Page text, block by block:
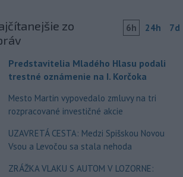
zo
6h 24h 7d
Predstavitelia Mladého Hlasu podali
trestné oznámenie na I. Korčoka
Mesto Martin vypovedalo zmluvy na tri
rozpracované investičné akcie
UZAVRETÁ CESTA: Medzi Spišskou Novou
Vsou a Levočou sa stala nehoda
ZRÁŽKA VLAKU S AUTOM V LOZORNE: